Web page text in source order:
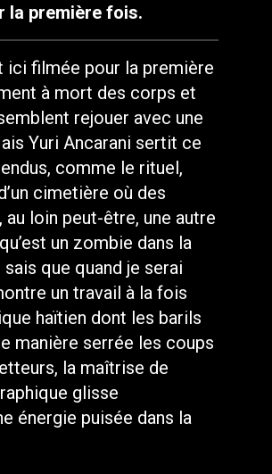
la première fois.
ici filmée pour la première
à mort des corps et
rejouer avec une
Yuri Ancarani sertit ce
comme le rituel,
cimetière où des
loin peut-être, une autre
un zombie dans la
que quand je serai
un travail à la fois
haïtien dont les barils
manière serrée les coups
la maîtrise de
glisse
énergie puisée dans la